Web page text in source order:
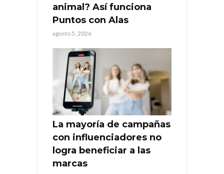
animal? Así funciona
Puntos con Alas
agosto 5, 2026
La mayoría de campañas
con influenciadores no
logra beneficiar a las
marcas